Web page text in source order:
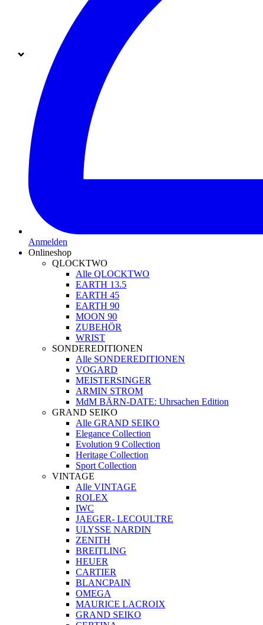
Anmelden
Onlineshop
QLOCKTWO
Alle QLOCKTWO
EARTH 13.5
EARTH 45
EARTH 90
MOON 90
ZUBEHÖR
WRIST
SONDEREDITIONEN
Alle SONDEREDITIONEN
VOGARD
MEISTERSINGER
ARMIN STROM
MdM BÄRN-DATE: Uhrsachen Edition
GRAND SEIKO
Alle GRAND SEIKO
Elegance Collection
Evolution 9 Collection
Heritage Collection
Sport Collection
VINTAGE
Alle VINTAGE
ROLEX
IWC
JAEGER- LECOULTRE
ULYSSE NARDIN
ZENITH
BREITLING
HEUER
CARTIER
BLANCPAIN
OMEGA
MAURICE LACROIX
GRAND SEIKO